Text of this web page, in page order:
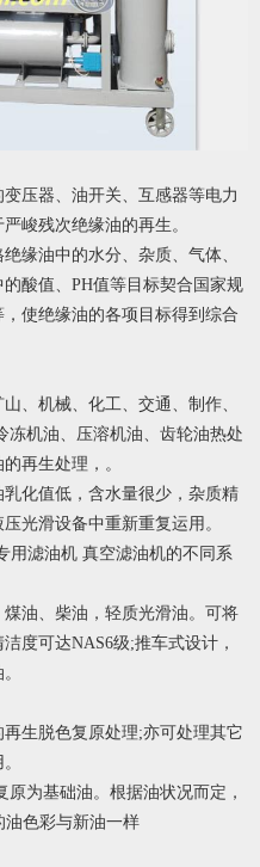
压器、油开关、互感器等电力
峻残次绝缘油的再生。
油中的水分、杂质、气体、
酸值、PH值等目标契合国家规
使绝缘油的各项目标得到综合
机械、化工、交通、制作、
冻机油、压溶机油、齿轮油热处
再生处理，。
化值低，含水量很少，杂质精
光滑设备中重新重复运用。
滤油机 真空滤油机的不同系
油、柴油，轻质光滑油。可将
度可达NAS6级;推车式设计，
生脱色复原处理;亦可处理其它
为基础油。根据油状况而定，
油色彩与新油一样